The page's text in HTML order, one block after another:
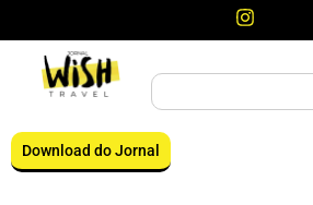
Download do Jornal